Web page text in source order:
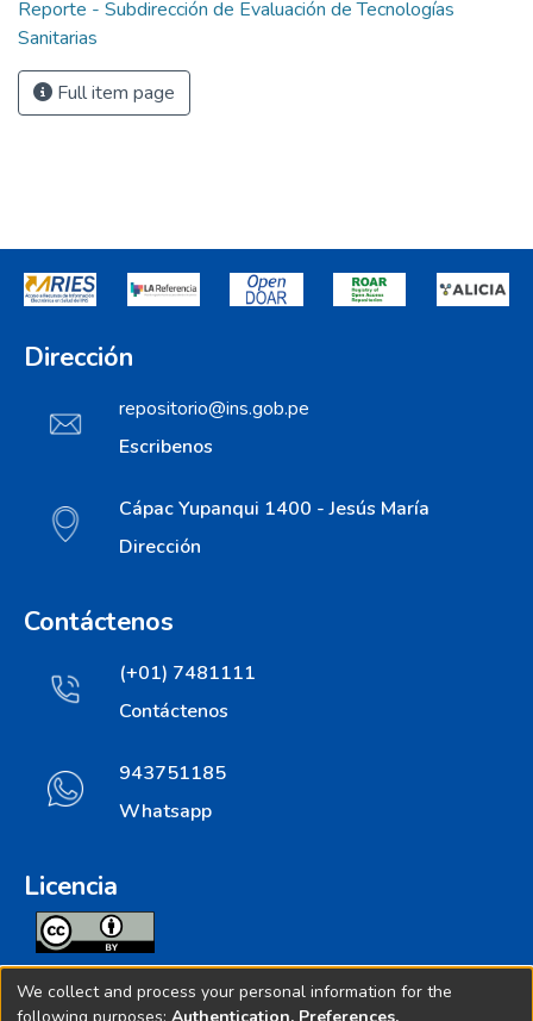
Reporte - Subdirección de Evaluación de Tecnologías
Sanitarias
Full item page
Dirección
repositorio@ins.gob.pe
Escribenos
Cápac Yupanqui 1400 - Jesús María
Dirección
Contáctenos
(+01) 7481111
Contáctenos
943751185
Whatsapp
Licencia
Todos los contenidos de repositorio.ins.gob.pe estan
licenciados bajo
We collect and process your personal information for the